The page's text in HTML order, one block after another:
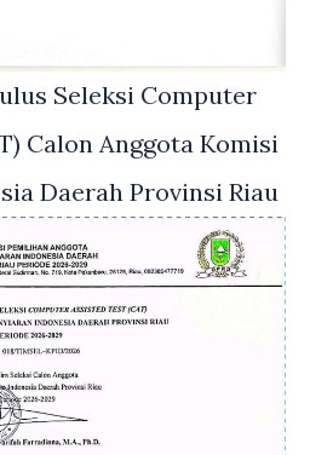
Seleksi Computer
Calon Anggota Komisi
Daerah Provinsi Riau